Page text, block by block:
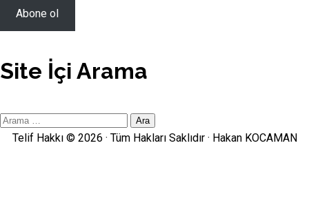
AdresiAbone ol
Site İçi Arama
Site
Telif Hakkı © 2026 · Tüm Hakları Saklıdır · Hakan KOCAMAN